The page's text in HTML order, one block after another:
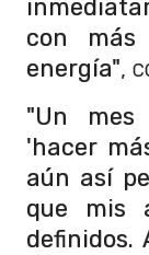
con
energía",
"Un mes
'hacer
aún así
que mis
definidos.